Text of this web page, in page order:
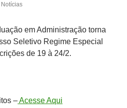
Notícias
em Administração torna
Seletivo Regime Especial
de 19 à 24/2.
–Acesse Aqui